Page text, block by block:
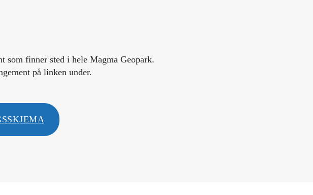
som finner sted i hele Magma Geopark.
på linken under.